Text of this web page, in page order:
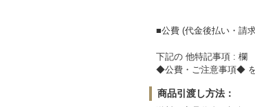
■公費 (代金後払い・請
下記の 他特記事項 : 欄
◆公費・ご注意事項◆ を
商品引渡し方法：